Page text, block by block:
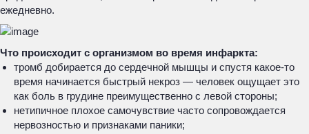
ежедневно.
Что происходит с организмом во время инфаркта:
тромб добирается до сердечной мышцы и спустя какое-то
время начинается быстрый некроз — человек ощущает это
как боль в грудине преимущественно с левой стороны;
нетипичное плохое самочувствие часто сопровождается
нервозностью и признаками паники;